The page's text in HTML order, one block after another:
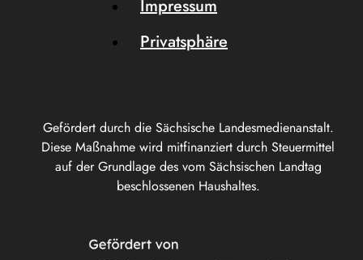
Gefördert durch die Sächsische Landesmedienanstalt.
Diese Maßnahme wird mitfinanziert durch Steuermittel
auf der Grundlage des vom Sächsischen Landtag
beschlossenen Haushaltes.
Impressum
Privatsphäre